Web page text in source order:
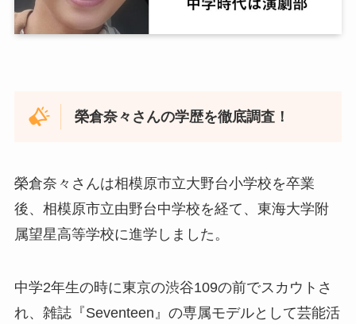
榮倉奈々さんの学歴を徹底調査！
榮倉奈々さんは相模原市立大野台小学校を卒業
後、相模原市立由野台中学校を経て、東海大学附
属望星高等学校に進学しました。
中学2年生の時に東京の渋谷109の前でスカウトさ
れ、雑誌『Seventeen』の専属モデルとして芸能活